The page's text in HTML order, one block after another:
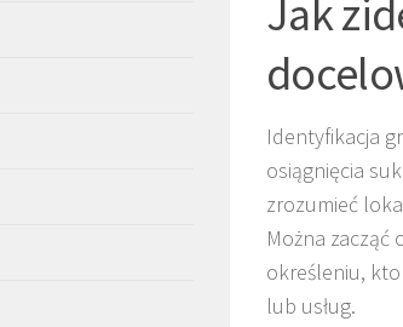
Jak
Identyfikacja
osiągnięcia
zrozumieć
Można
określeniu,
lub usług.